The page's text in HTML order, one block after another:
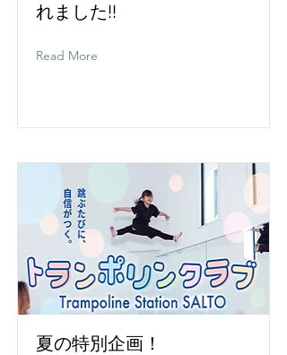
れました!!
Read More
夏の特別企画！